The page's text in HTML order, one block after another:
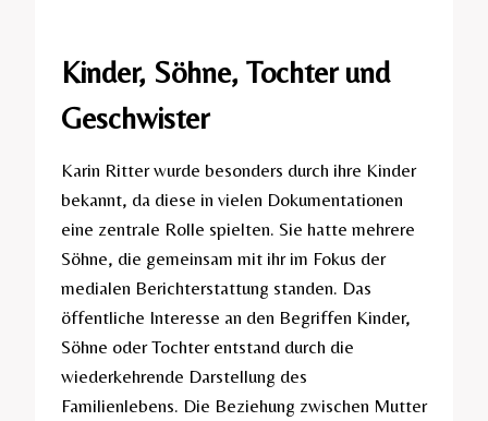
Kinder, Söhne, Tochter und
Geschwister
Karin Ritter wurde besonders durch ihre Kinder
bekannt, da diese in vielen Dokumentationen
eine zentrale Rolle spielten. Sie hatte mehrere
Söhne, die gemeinsam mit ihr im Fokus der
medialen Berichterstattung standen. Das
öffentliche Interesse an den Begriffen Kinder,
Söhne oder Tochter entstand durch die
wiederkehrende Darstellung des
Familienlebens. Die Beziehung zwischen Mutter